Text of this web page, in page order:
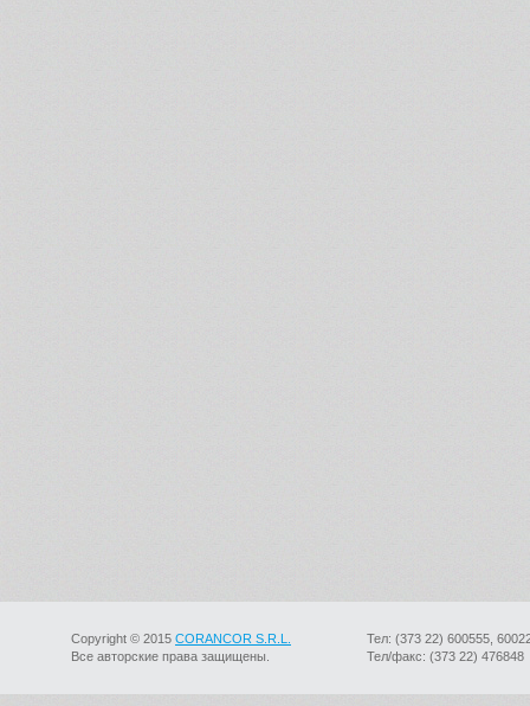
Copyright © 2015 CORANCOR S.R.L.
Все авторские права защищены.
Тел: (373 22) 600555,
Тел/факс: (373 22) 476848